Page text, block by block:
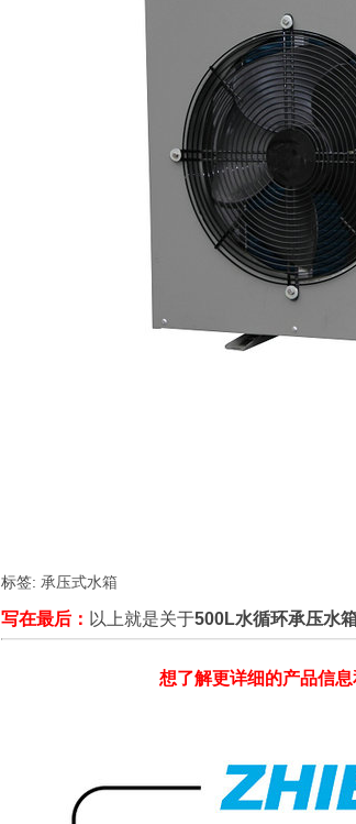
标签: 承压式水箱
写在最后： 以上就是关于500L水循环承压水
想了解更详细的产品信